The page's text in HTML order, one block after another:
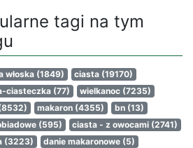
tagi na tym
włoska (1849) ciasta (19170)
ciasteczka (77) wielkanoc (7235)
makaron (4355) bn (13)
(595) ciasta - z owocami (2741)
(3223) danie makaronowe (5)